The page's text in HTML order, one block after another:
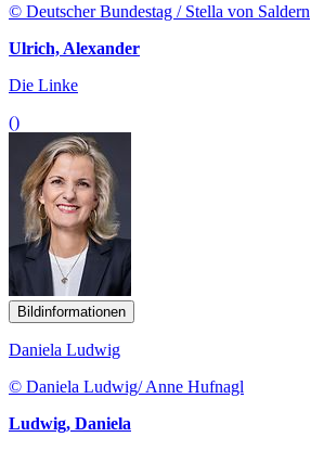
© Deutscher Bundestag / Stella von Saldern
Ulrich, Alexander
Die Linke
()
Bildinformationen
Daniela Ludwig
© Daniela Ludwig/ Anne Hufnagl
Ludwig, Daniela